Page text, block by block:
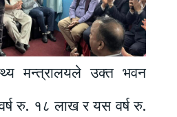
मन्त्रालयले उक्त भवन
रु. १८ लाख र यस वर्ष रु.